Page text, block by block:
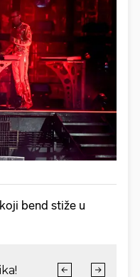
bend stiže u